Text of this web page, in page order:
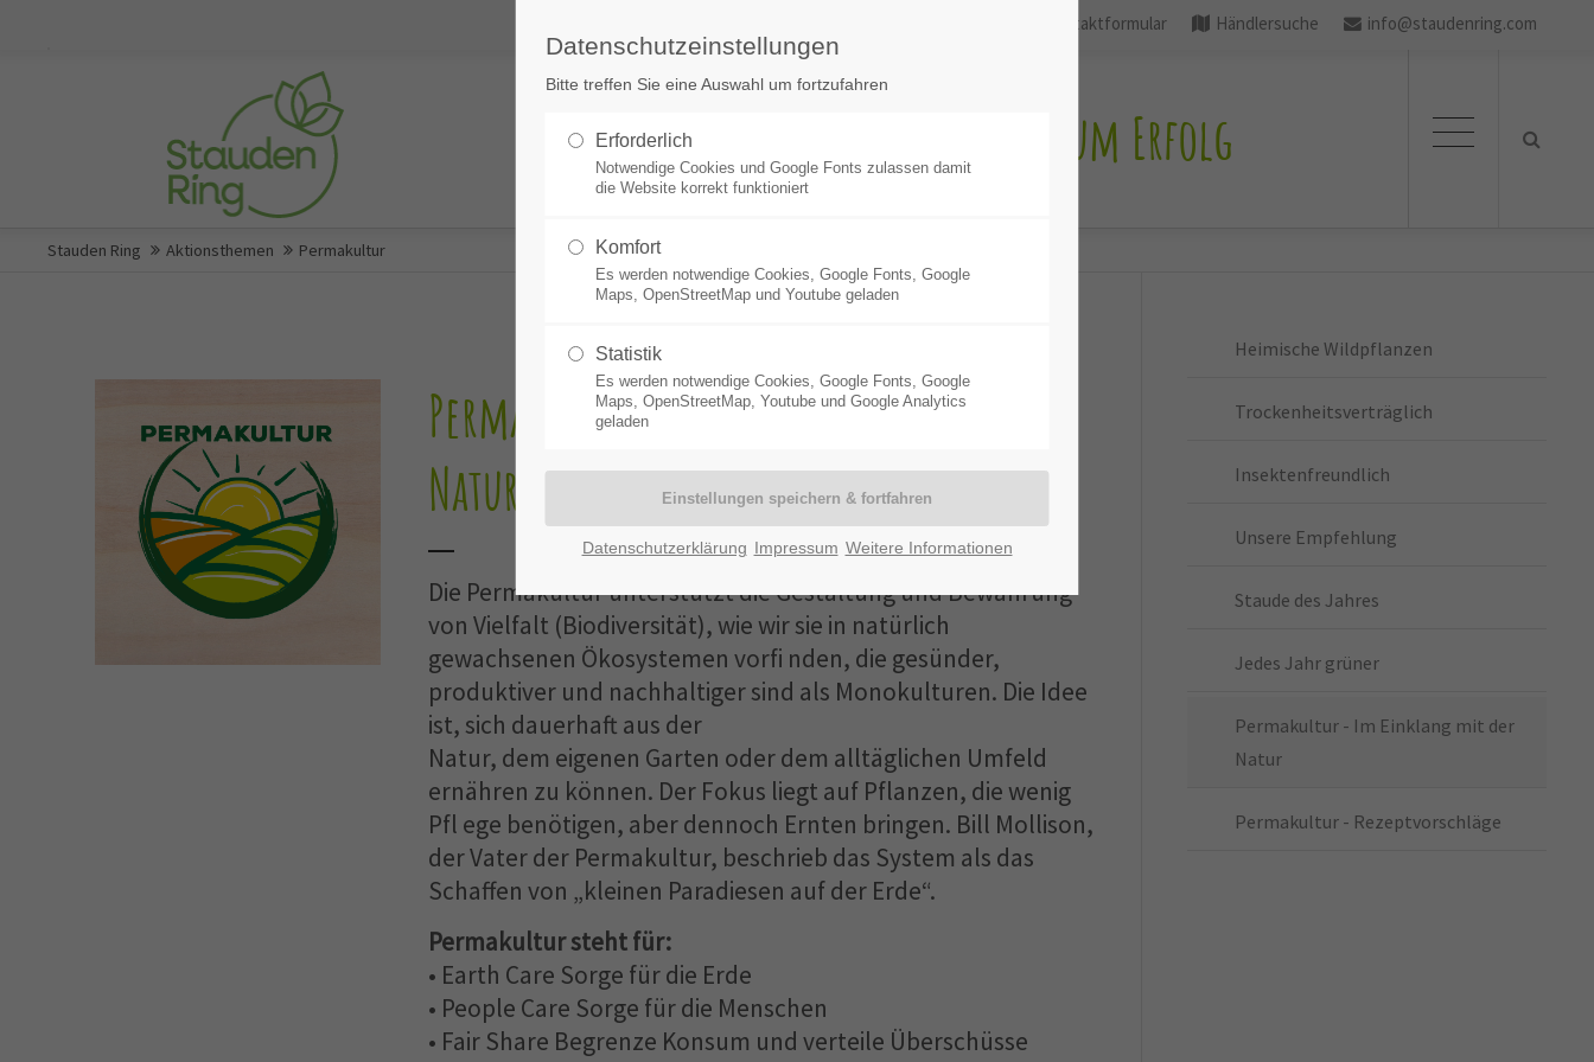
info@staudenring.com
Händlersuche
Kontaktformular
Der Stauden Ring - Gemeinsam zum Erfolg
Stauden Ring Aktionsthemen Permakultur
Permakultur - Im Einklang mit der
Natur
Die Permakultur unterstützt die Gestaltung und Bewahrung
von Vielfalt (Biodiversität), wie wir sie in natürlich
gewachsenen Ökosystemen vorfi nden, die gesünder,
produktiver und nachhaltiger sind als Monokulturen. Die Idee
ist, sich dauerhaft aus der
Natur, dem eigenen Garten oder dem alltäglichen Umfeld
ernähren zu können. Der Fokus liegt auf Pflanzen, die wenig
Pfl ege benötigen, aber dennoch Ernten bringen. Bill Mollison,
der Vater der Permakultur, beschrieb das System als das
Schaffen von „kleinen Paradiesen auf der Erde“.
Permakultur steht für:
• Earth Care Sorge für die Erde
• People Care Sorge für die Menschen
• Fair Share Begrenze Konsum und verteile Überschüsse
Heimische Wildpflanzen
Trockenheitsverträglich
Insektenfreundlich
Unsere Empfehlung
Staude des Jahres
Jedes Jahr grüner
Permakultur - Im Einklang mit der
Natur
Permakultur - Rezeptvorschläge
Datenschutzeinstellungen
Bitte treffen Sie eine Auswahl um fortzufahren
Erforderlich
Notwendige Cookies und Google Fonts zulassen damit
die Website korrekt funktioniert
Komfort
Es werden notwendige Cookies, Google Fonts, Google
Maps, OpenStreetMap und Youtube geladen
Statistik
Es werden notwendige Cookies, Google Fonts, Google
Maps, OpenStreetMap, Youtube und Google Analytics
geladen
Datenschutzerklärung Impressum Weitere Informationen